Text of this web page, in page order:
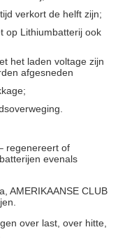
verkort de helft zijn;
op Lithiumbatterij ook
het laden voltage zijn
afgesneden
regenereert of
evenals
AMERIKAANSE CLUB
over last, over hitte,